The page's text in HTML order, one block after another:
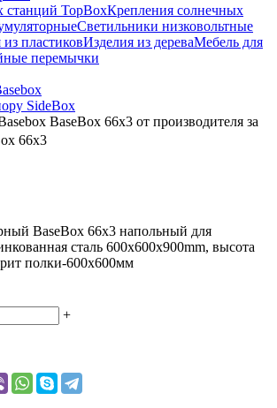
TopBoxКрепления солнечных
Светильники низковольтные
пластиковИзделия из дереваМебель для
перемычки
SideBox
BaseBox 66x3 от производителя за
66x3
BaseBox 66x3 напольный для
сталь 600х600х900mm, высота
полки-600x600мм
+